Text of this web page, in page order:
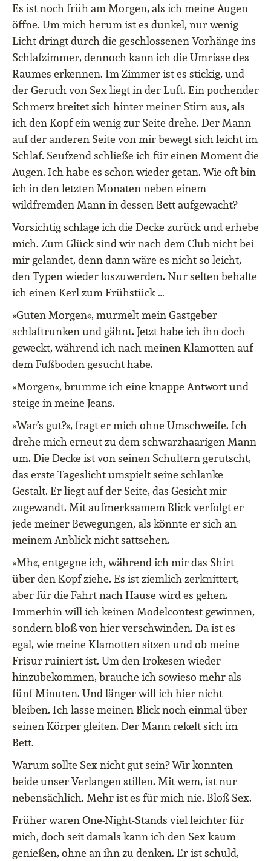
Es ist noch früh am Morgen, als ich meine Augen
öffne. Um mich herum ist es dunkel, nur wenig
Licht dringt durch die geschlossenen Vorhänge ins
Schlafzimmer, dennoch kann ich die Umrisse des
Raumes erkennen. Im Zimmer ist es stickig, und
der Geruch von Sex liegt in der Luft. Ein pochender
Schmerz breitet sich hinter meiner Stirn aus, als
ich den Kopf ein wenig zur Seite drehe. Der Mann
auf der anderen Seite von mir bewegt sich leicht im
Schlaf. Seufzend schließe ich für einen Moment die
Augen. Ich habe es schon wieder getan. Wie oft bin
ich in den letzten Monaten neben einem
wildfremden Mann in dessen Bett aufgewacht?
Vorsichtig schlage ich die Decke zurück und erhebe
mich. Zum Glück sind wir nach dem Club nicht bei
mir gelandet, denn dann wäre es nicht so leicht,
den Typen wieder loszuwerden. Nur selten behalte
ich einen Kerl zum Frühstück …
»Guten Morgen«, murmelt mein Gastgeber
schlaftrunken und gähnt. Jetzt habe ich ihn doch
geweckt, während ich nach meinen Klamotten auf
dem Fußboden gesucht habe.
»Morgen«, brumme ich eine knappe Antwort und
steige in meine Jeans.
»War’s gut?«, fragt er mich ohne Umschweife. Ich
drehe mich erneut zu dem schwarzhaarigen Mann
um. Die Decke ist von seinen Schultern gerutscht,
das erste Tageslicht umspielt seine schlanke
Gestalt. Er liegt auf der Seite, das Gesicht mir
zugewandt. Mit aufmerksamem Blick verfolgt er
jede meiner Bewegungen, als könnte er sich an
meinem Anblick nicht sattsehen.
»Mh«, entgegne ich, während ich mir das Shirt
über den Kopf ziehe. Es ist ziemlich zerknittert,
aber für die Fahrt nach Hause wird es gehen.
Immerhin will ich keinen Modelcontest gewinnen,
sondern bloß von hier verschwinden. Da ist es
egal, wie meine Klamotten sitzen und ob meine
Frisur ruiniert ist. Um den Irokesen wieder
hinzubekommen, brauche ich sowieso mehr als
fünf Minuten. Und länger will ich hier nicht
bleiben. Ich lasse meinen Blick noch einmal über
seinen Körper gleiten. Der Mann rekelt sich im
Bett.
Warum sollte Sex nicht gut sein? Wir konnten
beide unser Verlangen stillen. Mit wem, ist nur
nebensächlich. Mehr ist es für mich nie. Bloß Sex.
Früher waren One-Night-Stands viel leichter für
mich, doch seit damals kann ich den Sex kaum
genießen, ohne an ihn zu denken. Er ist schuld,